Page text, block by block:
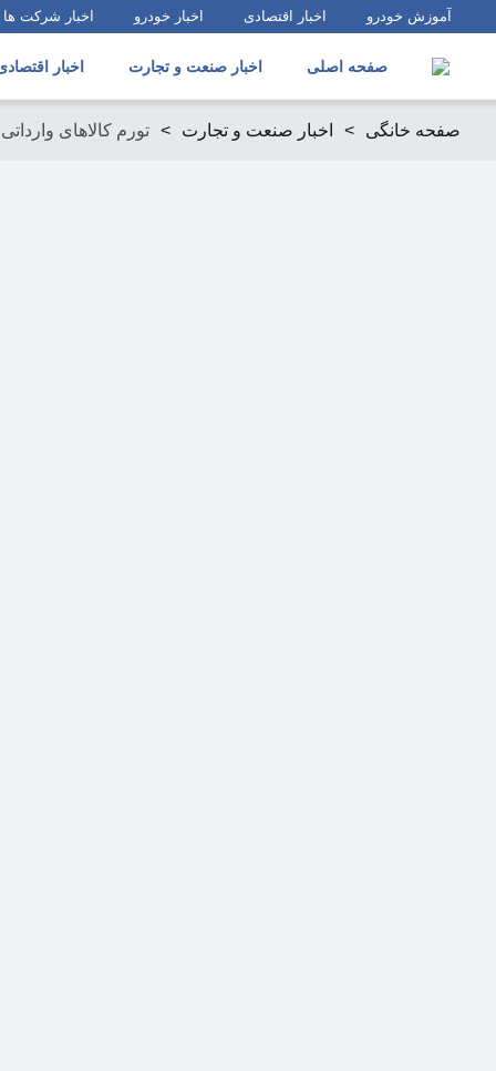
آموزش خودرو اخبار اقتصادی اخبار خودرو اخبار شرکت ها
صفحه اصلی اخبار صنعت و تجارت اخبار
صفحه خانگی > اخبار صنعت و تجارت > تورم کالاهای وارداتی در فصل